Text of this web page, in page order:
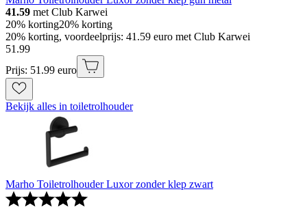
41.59 met Club Karwei
20% korting20% korting
20% korting, voordeelprijs: 41.59 euro met Club Karwei
51 .99
Prijs: 51.99 euro
Bekijk alles in toiletrolhouder
Marho Toiletrolhouder Luxor zonder klep zwart